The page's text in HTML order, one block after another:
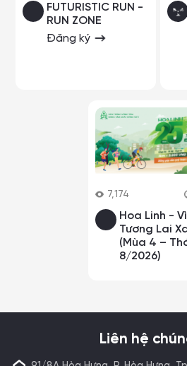
FUTURISTIC RUN -
RUN ZONE
Đăng ký
7,174
Hoa Linh - Vì
Tương Lai
(Mùa 4 –
8/2026)
Liên hệ